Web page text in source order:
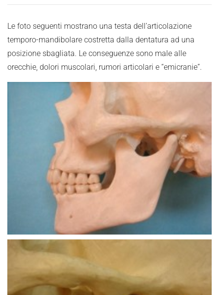
Le foto seguenti mostrano una testa dell’articolazione
temporo-mandibolare costretta dalla dentatura ad una
posizione sbagliata. Le conseguenze sono male alle
orecchie, dolori muscolari, rumori articolari e “emicranie”.